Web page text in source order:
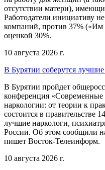
отсутствии матери),
Работодатели инициативу
компаний, против 37% («Им
оценкой 30%.
10 августа 2026 г.
В Бурятии соберутся
В Бурятии пройдет
конференция «Современные
наркологии: от теории к
состоится в правительстве
лучшие наркологи,
России. Об этом сообщили
пишет Восток-Телеинформ.
10 августа 2026 г.